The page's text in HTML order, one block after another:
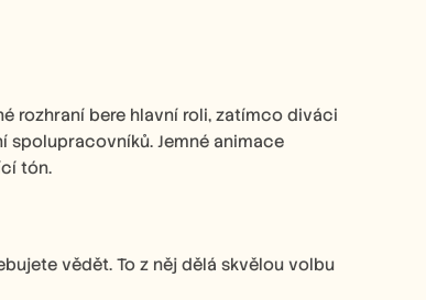
rozhraní bere hlavní roli, zatímco diváci
Jemné animace
tón.
vědět. To z něj dělá skvělou volbu